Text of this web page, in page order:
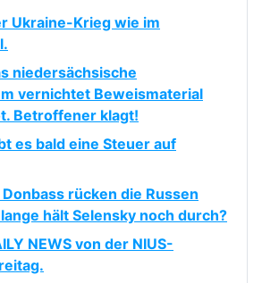
Ukraine-Krieg wie im
niedersächsische
vernichtet Beweismaterial
Betroffener klagt!
es bald eine Steuer auf
rücken die Russen
hält Selensky noch durch?
NEWS von der NIUS-